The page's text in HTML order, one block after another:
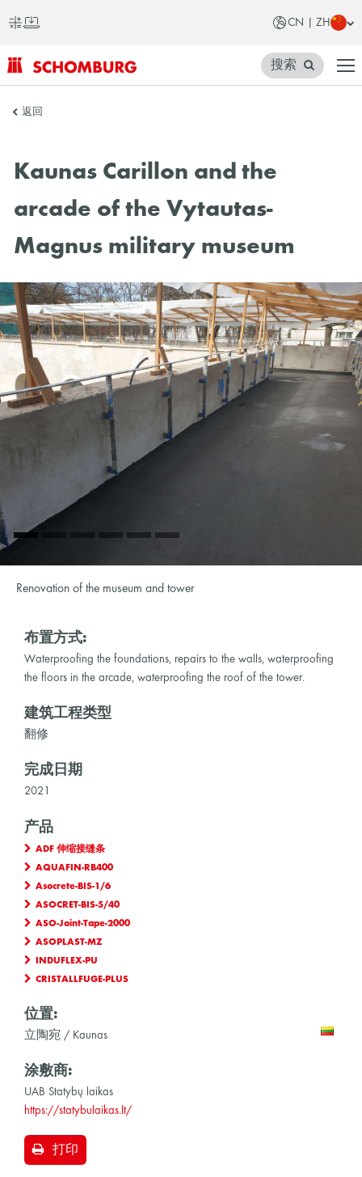
CN | ZH
SCHOMBURG
国
搜索
返回
Kaunas Carillon and the
arcade of the Vytautas-
Magnus military museum
Renovation of the museum and tower
布置方式:
Waterproofing the foundations, repairs to the walls, waterproofing
the floors in the arcade, waterproofing the roof of the tower.
建筑工程类型
翻修
完成日期
2021
产品
ADF 伸缩接缝条
AQUAFIN-RB400
Asocrete-BIS-1/6
ASOCRET-BIS-5/40
ASO-Joint-Tape-2000
ASOPLAST-MZ
INDUFLEX-PU
CRISTALLFUGE-PLUS
位置:
立陶宛 / Kaunas
涂敷商:
UAB Statybų laikas
https://statybulaikas.lt/
打印